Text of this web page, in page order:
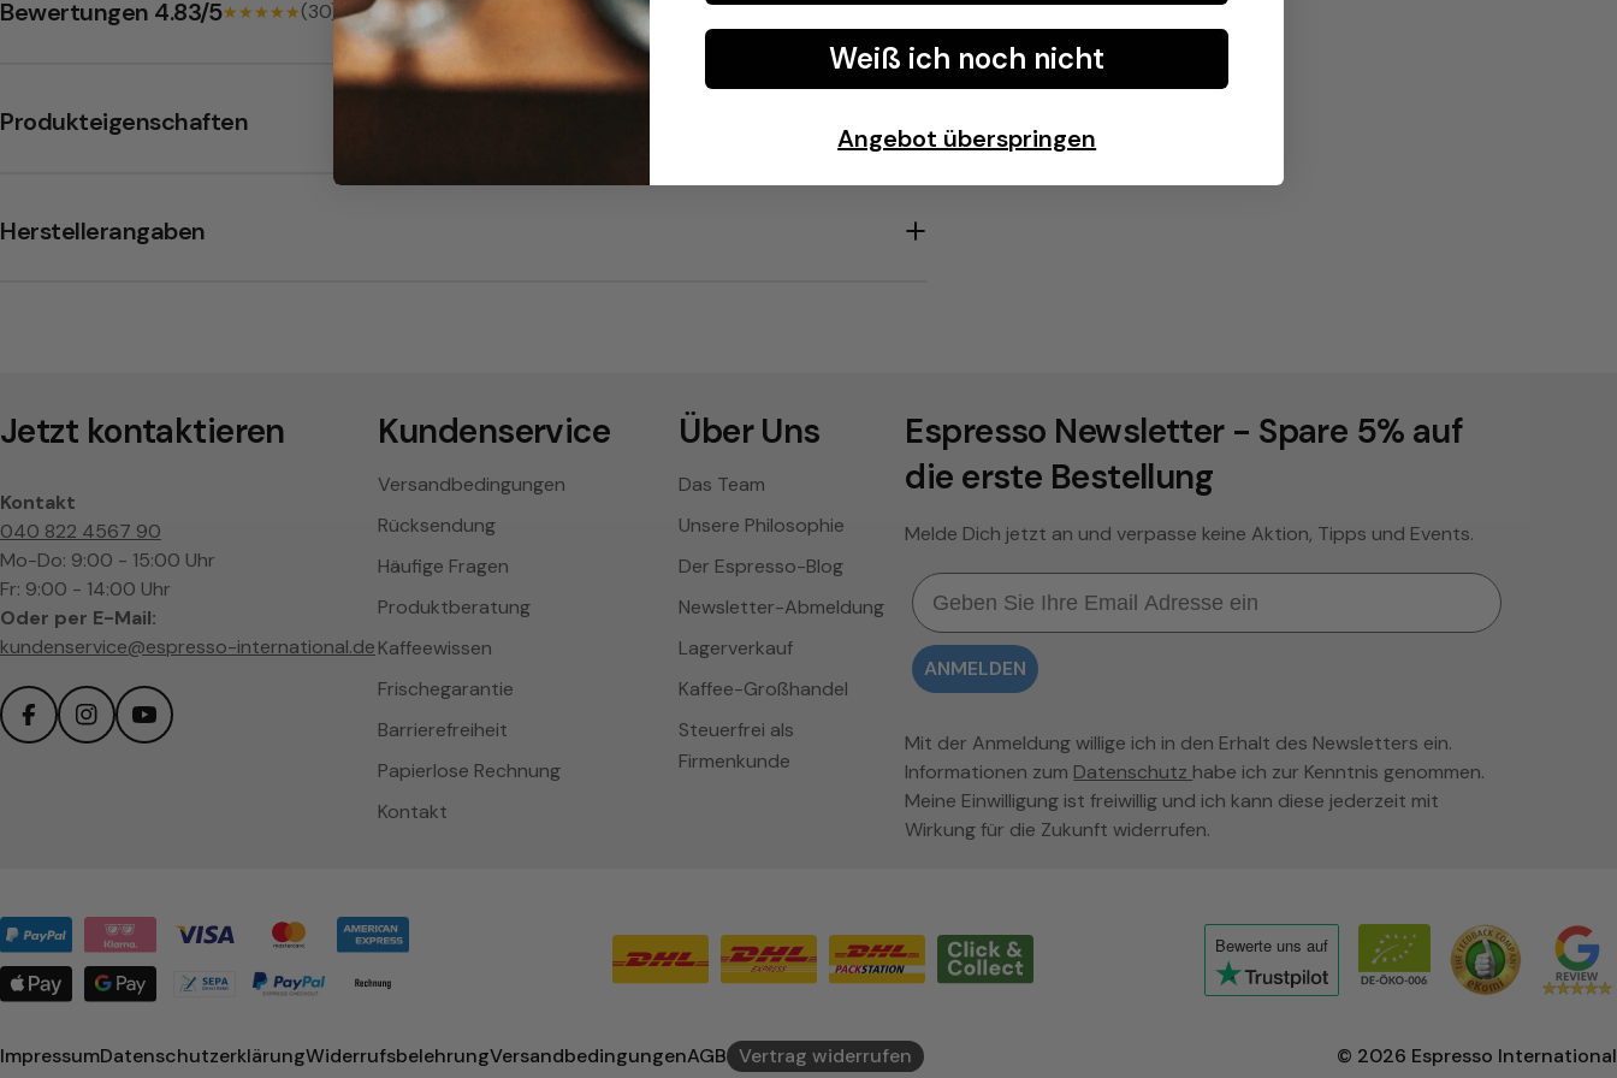
a
s
Bewertungen 4.83/5★★★★★
★★★★★(30)
Produkteigenschaften
Herstellerangaben
Jetzt kontaktieren
Kontakt
040 822 4567 90
Mo-Do: 9:00 - 15:00 Uhr
Fr: 9:00 - 14:00 Uhr
Oder per E-Mail:
kundenservice@espresso-international.de
FacebookInstagramYouTube
Kundenservice
Versandbedingungen
Rücksendung
Häufige Fragen
Produktberatung
Kaffeewissen
Frischegarantie
Barrierefreiheit
Papierlose Rechnung
Kontakt
Über Uns
Das Team
Unsere Philosophie
Der Espresso-Blog
Newsletter-Abmeldung
Lagerverkauf
Kaffee-Großhandel
Steuerfrei als
Firmenkunde
Espresso Newsletter - Spare 5% auf
die erste Bestellung
Melde Dich jetzt an und verpasse keine Aktion, Tipps und Events.
Email
ANMELDEN
Mit der Anmeldung willige ich in den Erhalt des Newsletters ein.
Informationen zum Datenschutz habe ich zur Kenntnis genommen.
Meine Einwilligung ist freiwillig und ich kann diese jederzeit mit
Wirkung für die Zukunft widerrufen.
Zahlungsmethoden
Bewerte uns auf
Click
to
ImpressumDatenschutzerklärungWiderrufsbelehrungVersandbedingungenAGB Vertrag widerrufen © 2026 Espresso International
Weiß ich noch nicht
Angebot überspringen